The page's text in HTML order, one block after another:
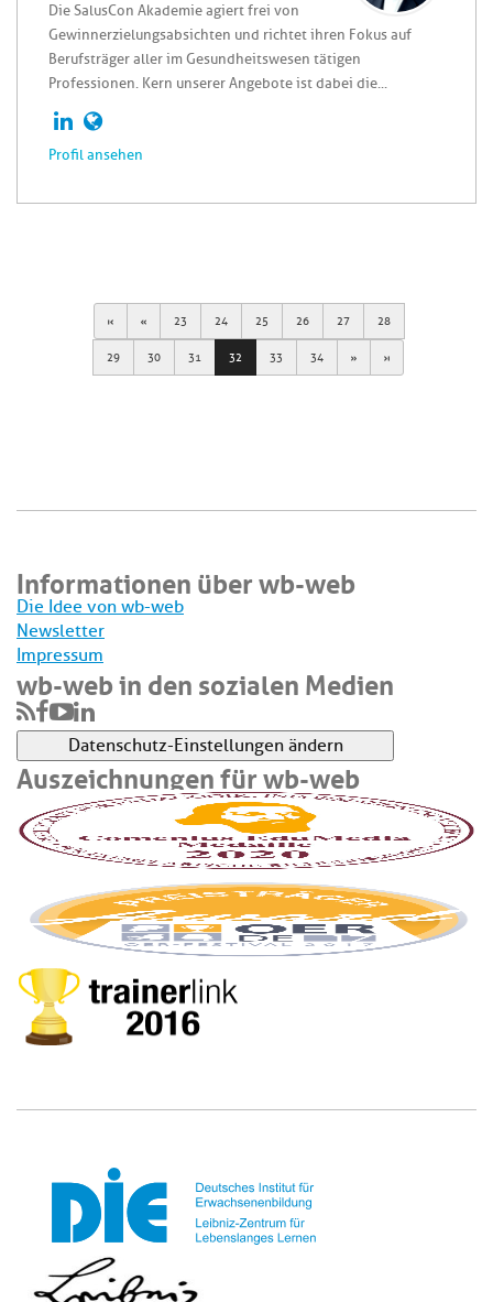
Die SalusCon Akademie agiert frei von
Gewinnerzielungsabsichten und richtet ihren Fokus auf
Berufsträger aller im Gesundheitswesen tätigen
Professionen. Kern unserer Angebote ist dabei die...
Profil ansehen
First Previous
23 24 25 26 27 28
29 30 31 32 33 34 Next Last
Informationen über wb-web
Die Idee von wb-web
Newsletter
Impressum
wb-web in den sozialen Medien
Datenschutz-Einstellungen ändern
Auszeichnungen für wb-web